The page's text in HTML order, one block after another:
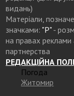
видань)
Матеріали,
значками: "Р"-
на правах реклами
партнерства
РЕДАКЦІЙНА
Погода
Житомир